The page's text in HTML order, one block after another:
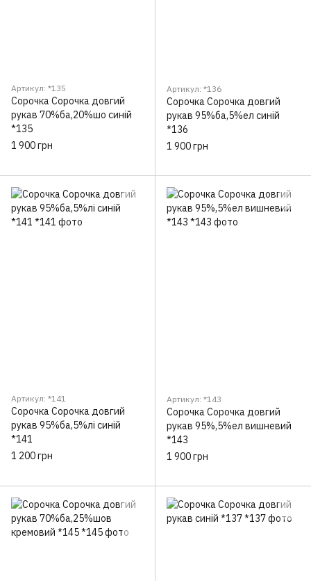
Артикул: *135
Сорочка Сорочка довгий
рукав 70%ба,20%шо синій
*135
1 900 грн
Артикул: *136
Сорочка Сорочка довгий
рукав 95%ба,5%ел синій
*136
1 900 грн
Артикул: *141
Сорочка Сорочка довгий
рукав 95%ба,5%лі синій
*141
1 200 грн
Артикул: *143
Сорочка Сорочка довгий
рукав 95%,5%ел вишневий
*143
1 900 грн